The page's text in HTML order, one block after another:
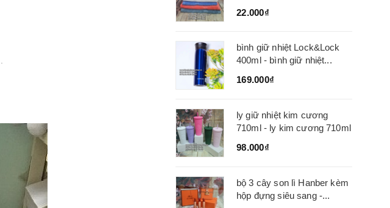
22.000₫
bình giữ nhiệt Lock&Lock
400ml - bình giữ nhiệt...
169.000₫
ly giữ nhiệt kim cương
710ml - ly kim cương 710ml
98.000₫
bộ 3 cây son lì Hanber kèm
hộp đựng siêu sang -...